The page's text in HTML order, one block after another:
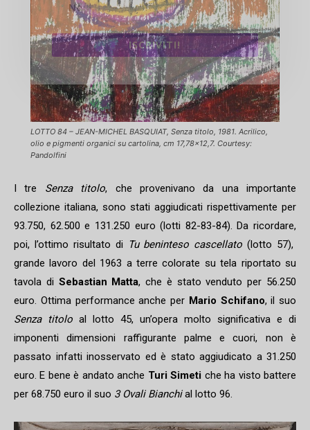
LOTTO 84 – JEAN-MICHEL BASQUIAT, Senza titolo, 1981. Acrilico,
olio e pigmenti organici su cartolina, cm 17,78×12,7. Courtesy:
Pandolfini
I tre Senza titolo, che provenivano da una importante
collezione italiana, sono stati aggiudicati rispettivamente per
93.750, 62.500 e 131.250 euro (lotti 82-83-84). Da ricordare,
poi, l’ottimo risultato di
Tu beninteso cascellato (lotto 57),
grande lavoro del 1963 a terre colorate su tela riportato su
tavola di Sebastian Matta, che è stato venduto per 56.250
euro. Ottima performance anche per Mario Schifano, il suo
Senza titolo al lotto 45, un’opera molto significativa e di
imponenti dimensioni raffigurante palme e cuori, non è
passato infatti inosservato ed è stato aggiudicato a 31.250
euro. E bene è andato anche Turi Simeti che ha visto battere
per 68.750 euro il suo 3 Ovali Bianchial lotto 96.
No
ISCRIVITI!